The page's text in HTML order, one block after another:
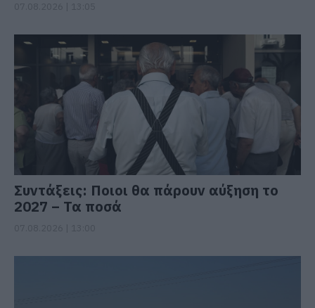
Συντάξεις: Ποιοι θα πάρουν αύξηση το
2027 – Τα ποσά